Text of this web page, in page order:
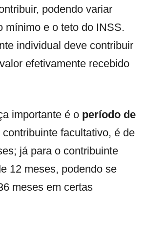
podendo variar
mínimo e o teto do INSS.
individual deve contribuir
efetivamente recebido
importante é o período de
contribuinte facultativo, é de
já para o contribuinte
12 meses, podendo se
meses em certas